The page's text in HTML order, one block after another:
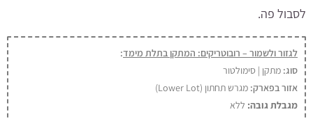
לסבול פה.
לגזור ולשמור – רובוטריקים: המתקן בתלת מימד:
סוג: מתקן | סימולטור
אזור בפארק: מגרש תחתון (Lower Lot)
מגבלת גובה: ללא